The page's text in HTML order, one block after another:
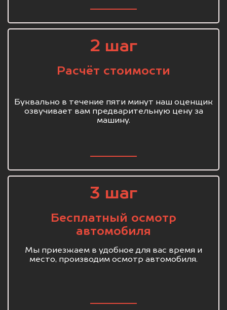
2 шаг
Расчёт стоимости
Буквально в течение пяти минут наш оценщик
озвучивает вам предварительную цену за
машину.
3 шаг
Бесплатный осмотр
автомобиля
Мы приезжаем в удобное для вас время и
место, производим осмотр автомобиля.